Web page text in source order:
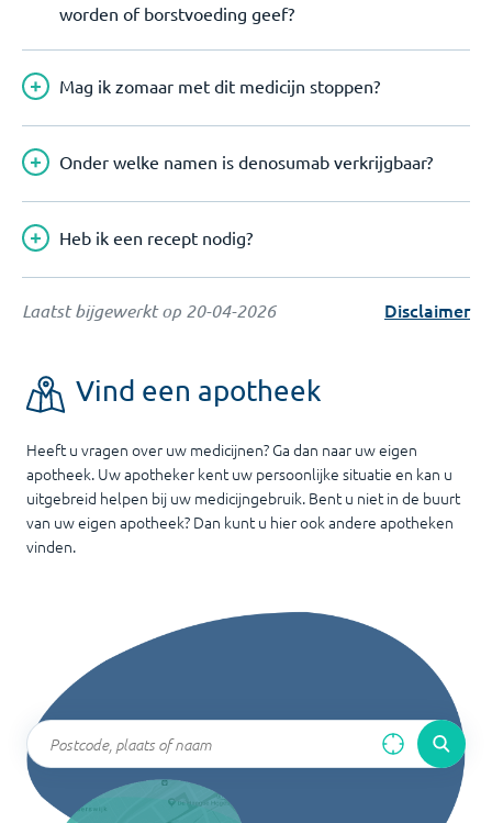
worden of borstvoeding geef?
Mag ik zomaar met dit medicijn stoppen?
Onder welke namen is denosumab verkrijgbaar?
Heb ik een recept nodig?
Laatst bijgewerkt op 20-04-2026 Disclaimer
Vind een apotheek
Heeft u vragen over uw medicijnen? Ga dan naar uw eigen
apotheek. Uw apotheker kent uw persoonlijke situatie en kan u
uitgebreid helpen bij uw medicijngebruik. Bent u niet in de buurt
van uw eigen apotheek? Dan kunt u hier ook andere apotheken
vinden.